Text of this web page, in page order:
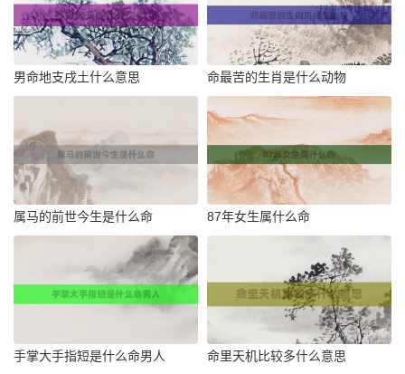
男命地支戌土什么意思 命最苦的生肖是什么动物
属马的前世今生是什么命 87年女生属什么命
手掌大手指短是什么命男人 命里天机比较多什么意思